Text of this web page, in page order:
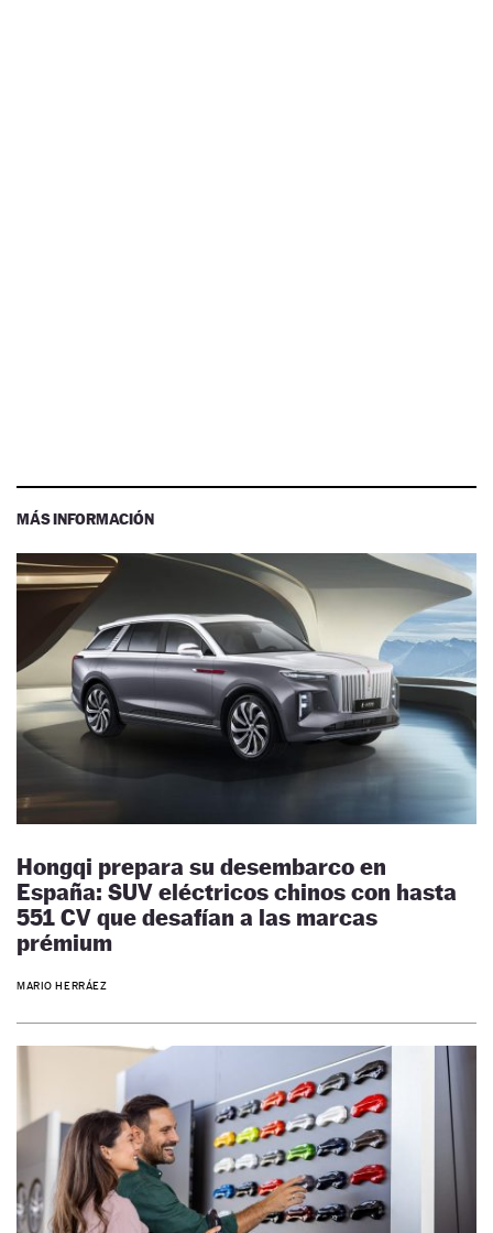
MÁS INFORMACIÓN
Hongqi prepara su desembarco en
España: SUV eléctricos chinos con hasta
551 CV que desafían a las marcas
prémium
MARIO HERRÁEZ